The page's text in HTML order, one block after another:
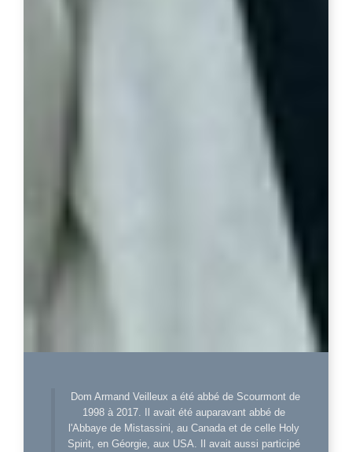
Dom Armand Veilleux a été abbé de Scourmont de
1998 à 2017. Il avait été auparavant abbé de
l'Abbaye de Mistassini, au Canada et de celle Holy
Spirit, en Géorgie, aux USA. Il avait aussi participé